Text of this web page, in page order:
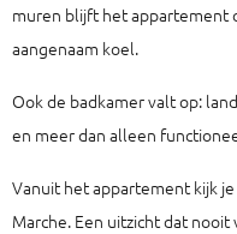
muren blijft het appartement
aangenaam koel.
Ook de badkamer valt op:
en meer dan alleen
Vanuit het appartement kijk
Marche. Een uitzicht dat